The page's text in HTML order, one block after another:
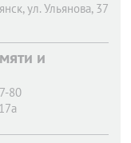
ул. Ульянова, 37
и
80